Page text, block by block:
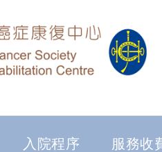
入院程序 服務收